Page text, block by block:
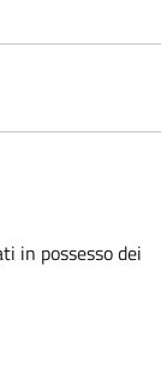
in possesso dei